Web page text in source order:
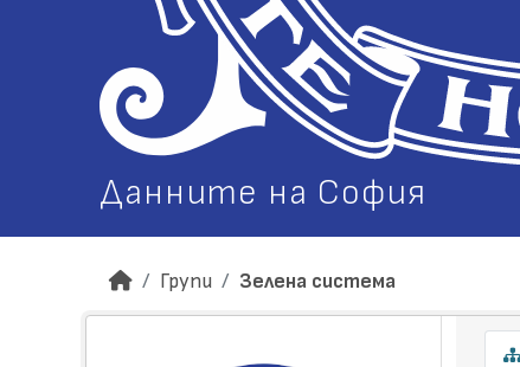
Данните на София
Групи Зелена система